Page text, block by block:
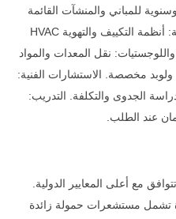
للمباني والمنشآت القائمة
بأسعار مخفضة. التركيبات المتخصصة: أنظمة التكييف والتهوية HVAC
واللوجستيات: نقل المعدات والمواد
ولوبد مخصصة. الاستشارات الفنية:
الجدوى والتكلفة. التدريب:
عند الطلب.
مع أعلى المعايير الدولية.
تشمل مستشعرات حمولة زائدة